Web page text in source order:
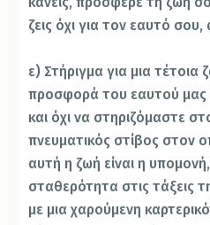
ζεις όχι για τον εαυτό
ε) Στήριγμα για μια τέτοια
προσφορά του εαυτού
και όχι να στηριζόμαστε
πνευματικός στίβος στον
αυτή η ζωή είναι η
σταθερότητα στις τάξεις
με μια χαρούμενη